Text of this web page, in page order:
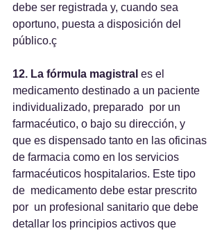
debe ser registrada y, cuando sea
oportuno, puesta a disposición del
público.ç
12. La fórmula magistral es el
medicamento destinado a un paciente
individualizado, preparado  por un
farmacéutico, o bajo su dirección, y
que es dispensado tanto en las oficinas
de farmacia como en los servicios
farmacéuticos hospitalarios. Este tipo
de  medicamento debe estar prescrito
por  un profesional sanitario que debe
detallar los principios activos que